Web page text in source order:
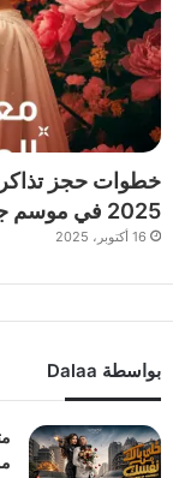
خطوات حجز
2025 في موسم جدة
16 أكتوبر، 2025
بواسطة Dalaa